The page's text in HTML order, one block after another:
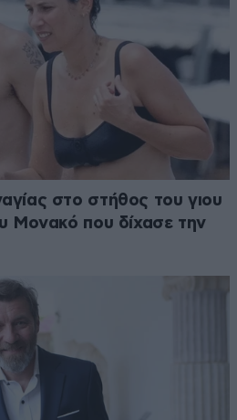
στο στήθος του γιου
Μονακό που δίχασε την